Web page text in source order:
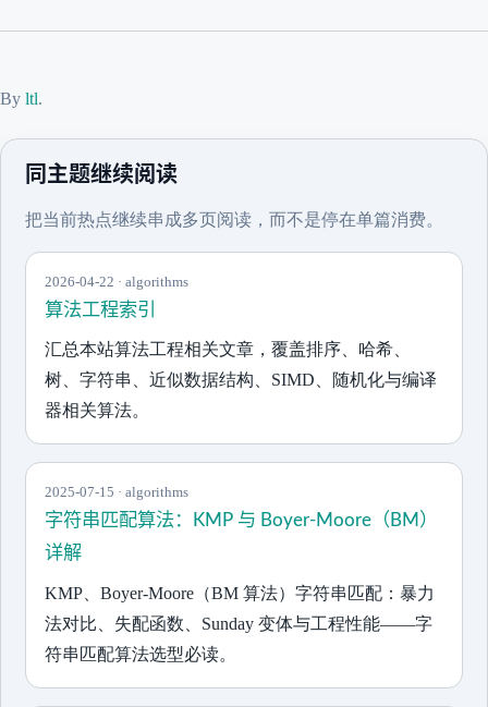
By ltl.
同主题继续阅读
把当前热点继续串成多页阅读，而不是停在单篇消费。
2026-04-22 · algorithms
算法工程索引
汇总本站算法工程相关文章，覆盖排序、哈希、
树、字符串、近似数据结构、SIMD、随机化与编译
器相关算法。
2025-07-15 · algorithms
字符串匹配算法：KMP 与 Boyer-Moore（BM）
详解
KMP、Boyer-Moore（BM 算法）字符串匹配：暴力
法对比、失配函数、Sunday 变体与工程性能——字
符串匹配算法选型必读。